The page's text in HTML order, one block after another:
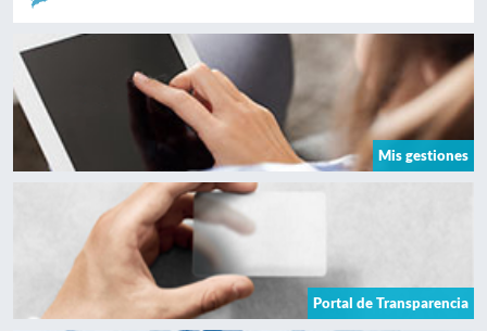
Mis gestiones
Portal de Transparencia